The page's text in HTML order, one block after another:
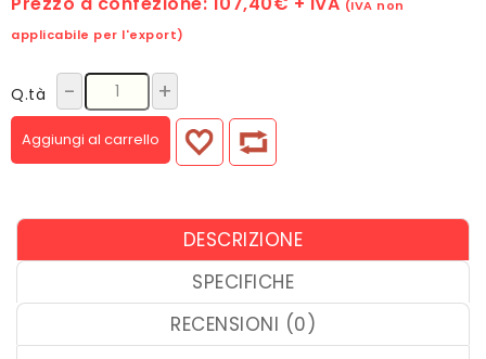
(IVA non
applicabile per l'export)
Q.tà - +
Aggiungi al carrello
DESCRIZIONE
SPECIFICHE
RECENSIONI (0)